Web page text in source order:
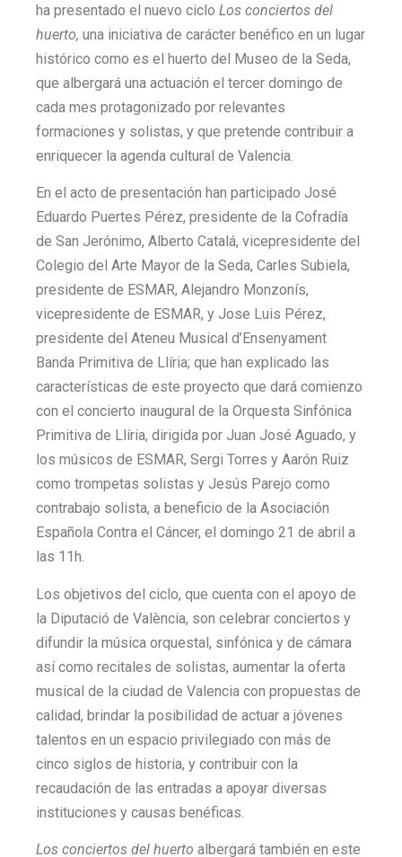
ha presentado el nuevo ciclo Los conciertos del
huerto, una iniciativa de carácter benéfico en un lugar
histórico como es el huerto del Museo de la Seda,
que albergará una actuación el tercer domingo de
cada mes protagonizado por relevantes
formaciones y solistas, y que pretende contribuir a
enriquecer la agenda cultural de Valencia.
En el acto de presentación han participado José
Eduardo Puertes Pérez, presidente de la Cofradía
de San Jerónimo, Alberto Catalá, vicepresidente del
Colegio del Arte Mayor de la Seda, Carles Subiela,
presidente de ESMAR, Alejandro Monzonís,
vicepresidente de ESMAR, y Jose Luis Pérez,
presidente del Ateneu Musical d’Ensenyament
Banda Primitiva de Llíria; que han explicado las
características de este proyecto que dará comienzo
con el concierto inaugural de la Orquesta Sinfónica
Primitiva de Llíria, dirigida por Juan José Aguado, y
los músicos de ESMAR, Sergi Torres y Aarón Ruiz
como trompetas solistas y Jesús Parejo como
contrabajo solista, a beneficio de la Asociación
Española Contra el Cáncer, el domingo 21 de abril a
las 11h.
Los objetivos del ciclo, que cuenta con el apoyo de
la Diputació de València, son celebrar conciertos y
difundir la música orquestal, sinfónica y de cámara
así como recitales de solistas, aumentar la oferta
musical de la ciudad de Valencia con propuestas de
calidad, brindar la posibilidad de actuar a jóvenes
talentos en un espacio privilegiado con más de
cinco siglos de historia, y contribuir con la
recaudación de las entradas a apoyar diversas
instituciones y causas benéficas.
Los conciertos del huerto albergará también en este